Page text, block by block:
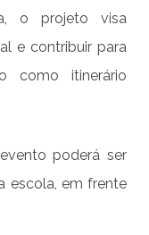
o projeto visa
e contribuir para
como itinerário
poderá ser
escola, em frente